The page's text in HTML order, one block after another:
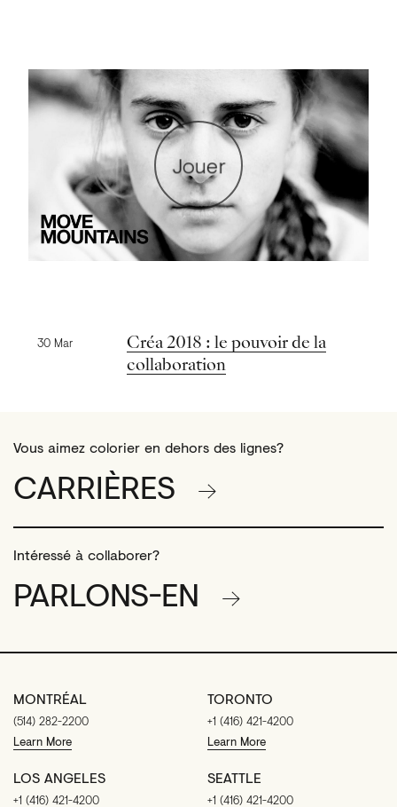
Jouer
Nouvelles précédentes
30 Mar
Créa 2018 : le pouvoir de la
collaboration
Vous aimez colorier en dehors des lignes?
CARRIÈRES
Intéressé à collaborer?
PARLONS-EN
MONTRÉAL
(514) 282-2200
Learn More
TORONTO
+1 (416) 421-4200
Learn More
LOS ANGELES
+1 (416) 421-4200
SEATTLE
+1 (416) 421-4200